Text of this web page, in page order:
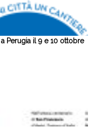
Perugia il 9 e 10 ottobre